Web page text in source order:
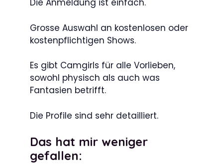
Die Anmeldung ist einfach.
Grosse Auswahl an kostenlosen oder
kostenpflichtigen Shows.
Es gibt Camgirls für alle Vorlieben,
sowohl physisch als auch was
Fantasien betrifft.
Die Profile sind sehr detailliert.
Das hat mir weniger
gefallen: